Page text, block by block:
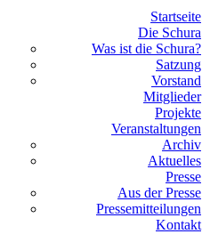
Startseite
Die Schura
Was ist die Schura?
Satzung
Vorstand
Mitglieder
Projekte
Veranstaltungen
Archiv
Aktuelles
Presse
Aus der Presse
Pressemitteilungen
Kontakt